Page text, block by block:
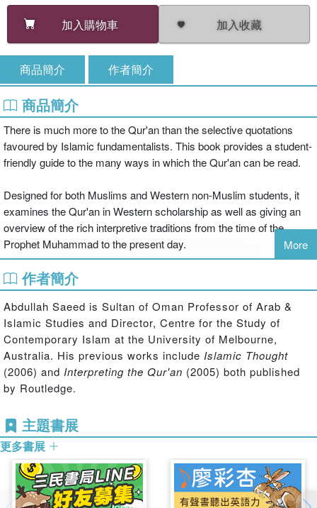
加入購物車 加入收藏
商品簡介 作者簡介
商品簡介
There is much more to the Qur'an than the selective quotations
favoured by Islamic fundamentalists. This book provides a student-
friendly guide to the many ways in which the Qur'an can be read.
Designed for both Muslims and Western non-Muslim students, it
examines the Qur'an in Western scholarship as well as giving an
overview of the rich interpretive traditions from the time of the
Prophet Muhammad to the present day.
This guide is a concise introduction to all aspects of the Qur'an:
history, understanding and interpretation, providing:
coverage of both pre-modern and modern periods
plenty of examples to illustrate key points and aid student
understanding
summaries, timelines and a glossary.
More
作者簡介
Abdullah Saeed is Sultan of Oman Professor of Arab &
Islamic Studies and Director, Centre for the Study of
Contemporary Islam at the University of Melbourne,
Australia. His previous works include Islamic Thought
(2006) and Interpreting the Qur'an (2005) both published
by Routledge.
主題書展
更多書展